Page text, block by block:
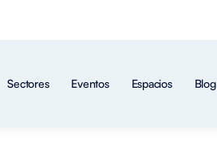
Sectores Eventos Espacios Blog